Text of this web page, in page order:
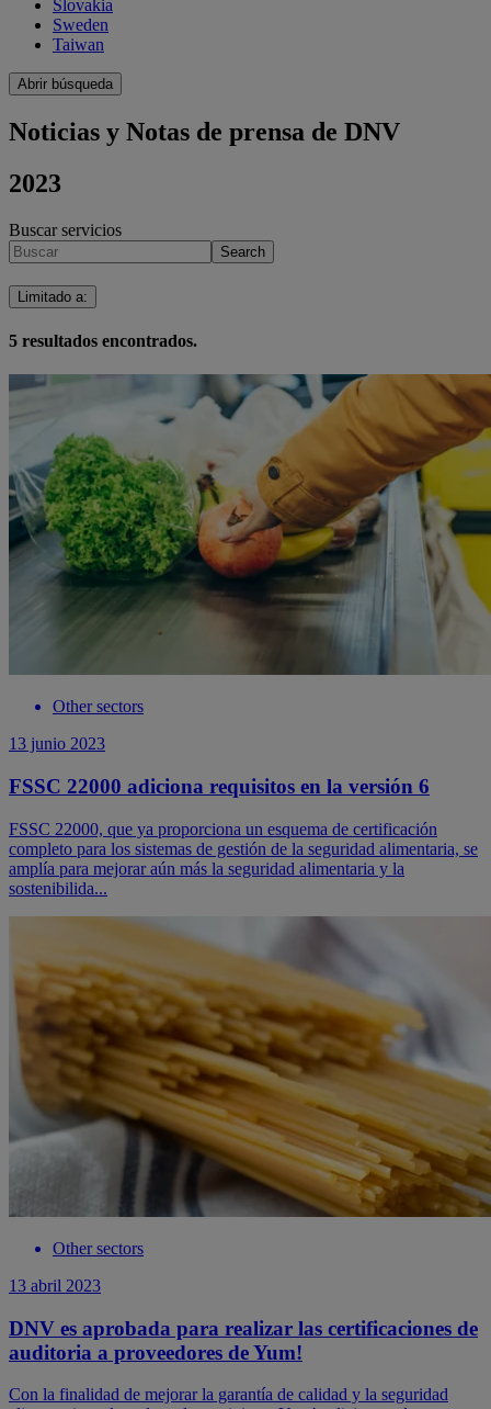
Slovakia
Sweden
Taiwan
Abrir búsqueda
Noticias y Notas de prensa de DNV
2023
Buscar servicios
Search
Limitado a:
5 resultados encontrados.
Other sectors
13 junio 2023
FSSC 22000 adiciona requisitos en la versión 6
FSSC 22000, que ya proporciona un esquema de certificación
completo para los sistemas de gestión de la seguridad alimentaria, se
amplía para mejorar aún más la seguridad alimentaria y la
sostenibilida...
Other sectors
13 abril 2023
DNV es aprobada para realizar las certificaciones de
auditoria a proveedores de Yum!
Con la finalidad de mejorar la garantía de calidad y la seguridad